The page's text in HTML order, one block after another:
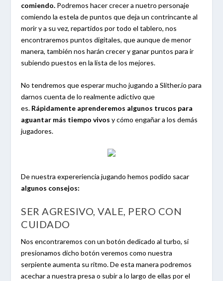
comiendo. Podremos hacer crecer a nuetro personaje
comiendo la estela de puntos que deja un contrincante al
morir y a su vez, repartidos por todo el tablero, nos
encontraremos puntos digitales, que aunque de menor
manera, también nos harán crecer y ganar puntos para ir
subiendo puestos en la lista de los mejores.
No tendremos que esperar mucho jugando a Slither.io para
darnos cuenta de lo realmente adictivo que
es. Rápidamente aprenderemos algunos trucos para
aguantar más tiempo vivosy cómo engañar a los demás
jugadores.
De nuestra expereriencia jugando hemos podido sacar
algunos consejos:
SER AGRESIVO, VALE, PERO CON
CUIDADO
Nos encontraremos con un botón dedicado al turbo, si
presionamos dicho botón veremos como nuestra
serpiente aumenta su ritmo. De esta manera podremos
acechar a nuestra presa o subir a lo largo de ellas por el